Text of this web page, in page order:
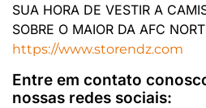
SUA HORA DE VESTIR A
SOBRE O MAIOR DA AFC
https://www.storendz.com
Entre em contato
nossas redes sociais: